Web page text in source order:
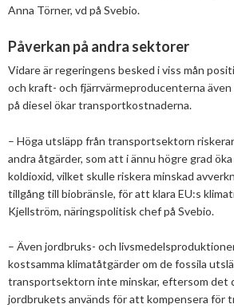
Anna Törner, vd på Svebio.
Påverkan på andra sektorer
Vidare är regeringens besked i viss mån
och kraft- och fjärrvärmeproducenterna
på diesel ökar transportkostnaderna.
– Höga utsläpp från transportsektorn
andra åtgärder, som att i ännu högre grad
koldioxid, vilket skulle riskera minskad
tillgång till biobränsle, för att klara EU:s
Kjellström, näringspolitisk chef på Svebio.
– Även jordbruks- och
kostsamma klimatåtgärder om de fossila
transportsektorn inte minskar, eftersom det
jordbrukets används för att kompensera för